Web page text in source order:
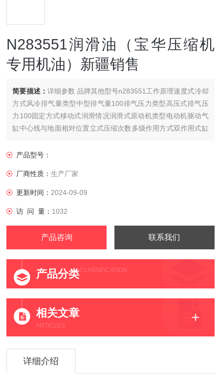
N283551润滑油（宝华压缩机
专用机油）新疆销售
简要描述： 详细参数 品牌其他型号n283551工作原理速度式冷却
方式风冷排气量类型中型排气量100排气压力类型高压式排气压
力100固定方式移动式润滑情况润滑式原动机类型电动机驱动气
缸中心线与地面相对位置立式压缩次数多级作用方式双作用式缸
产品型号：
厂商性质：生产厂家
更新时间： 2024-09-09
访 问 量： 1032
产品咨询 联系我们
产品分类CLASSIFICATION
相关文章
ARTICLES
详细介绍